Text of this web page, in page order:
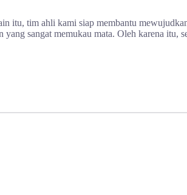
itu, tim ahli kami siap membantu
sangat memukau mata. Oleh karena itu,